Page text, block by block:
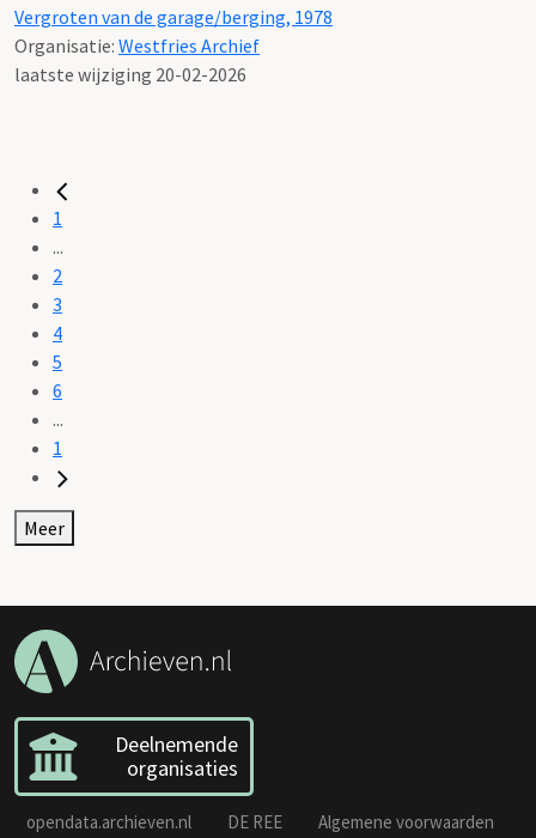
Vergroten van de garage/berging, 1978
Organisatie: Westfries Archief
laatste wijziging 20-02-2026
1
...
2
3
4
5
6
...
1
Meer
Deelnemende
organisaties
opendata.archieven.nl DE REE
Algemene voorwaarden